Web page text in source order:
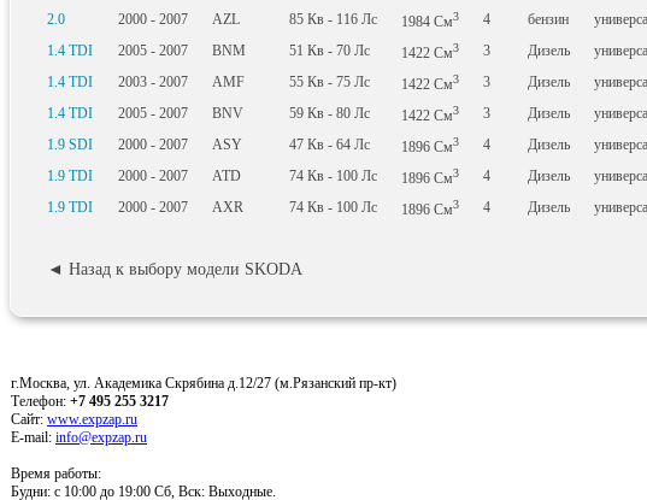
2.0
2000 - 2007 AZL 85 Кв - 116 Лс 1984 См3 4 бензин
1.4 TDI
2005 - 2007 BNM 51 Кв - 70 Лс 1422 См3 3 Дизель
1.4 TDI
2003 - 2007 AMF 55 Кв - 75 Лс 1422 См3 3 Дизель
1.4 TDI
2005 - 2007 BNV 59 Кв - 80 Лс 1422 См3 3 Дизель
1.9 SDI
2000 - 2007 ASY 47 Кв - 64 Лс 1896 См3 4 Дизель
1.9 TDI
2000 - 2007 ATD 74 Кв - 100 Лс 1896 См3 4 Дизель
1.9 TDI
2000 - 2007 AXR 74 Кв - 100 Лс 1896 См3 4 Дизель
◄ Назад к выбору модели SKODA
г.Москва, ул. Академика Скрябина д.12/27 (м.Рязанский пр-кт)
Телефон: +7 495 255 3217
Сайт: www.expzap.ru
E-mail: info@expzap.ru
Время работы:
Будни: c 10:00 до 19:00 Сб, Вск: Выходные.